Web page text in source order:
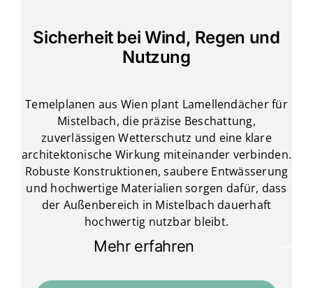
Sicherheit bei Wind, Regen und
Nutzung
Temelplanen aus Wien plant Lamellendächer für
Mistelbach, die präzise Beschattung,
zuverlässigen Wetterschutz und eine klare
architektonische Wirkung miteinander verbinden.
Robuste Konstruktionen, saubere Entwässerung
und hochwertige Materialien sorgen dafür, dass
der Außenbereich in Mistelbach dauerhaft
hochwertig nutzbar bleibt.
Mehr erfahren